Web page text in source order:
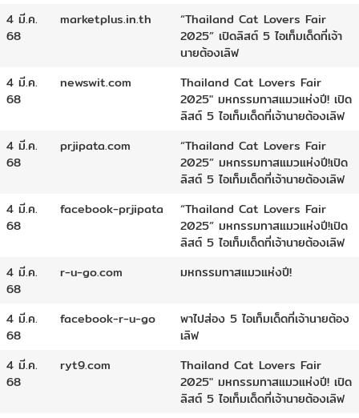
4 มี.ค.
68
marketplus.in.th
“Thailand Cat Lovers Fair
2025” เปิดลิสต์ 5 ไอเท็มเด็ดที่เจ้า
นายต้องเลิฟ
4 มี.ค.
68
newswit.com
Thailand Cat Lovers Fair
2025″ มหกรรมทาสแมวแห่งปี! เปิด
ลิสต์ 5 ไอเท็มเด็ดที่เจ้านายต้องเลิฟ
4 มี.ค.
68
prjipata.com
“Thailand Cat Lovers Fair
2025” มหกรรมทาสแมวแห่งปี!เปิด
ลิสต์ 5 ไอเท็มเด็ดที่เจ้านายต้องเลิฟ
4 มี.ค.
68
facebook-prjipata
“Thailand Cat Lovers Fair
2025” มหกรรมทาสแมวแห่งปี!เปิด
ลิสต์ 5 ไอเท็มเด็ดที่เจ้านายต้องเลิฟ
4 มี.ค.
68
r-u-go.com มหกรรมทาสแมวแห่งปี!
4 มี.ค.
68
facebook-r-u-go
พาไปส่อง 5 ไอเท็มเด็ดที่เจ้านายต้อง
เลิฟ
4 มี.ค.
68
ryt9.com
Thailand Cat Lovers Fair
2025″ มหกรรมทาสแมวแห่งปี! เปิด
ลิสต์ 5 ไอเท็มเด็ดที่เจ้านายต้องเลิฟ